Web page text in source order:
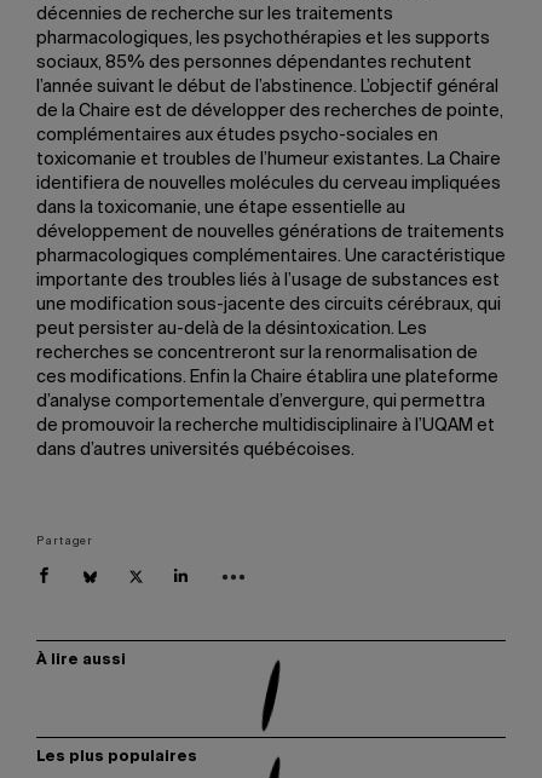
décennies de recherche sur les traitements
pharmacologiques, les psychothérapies et les supports
sociaux, 85% des personnes dépendantes rechutent
l’année suivant le début de l’abstinence. L’objectif général
de la Chaire est de développer des recherches de pointe,
complémentaires aux études psycho-sociales en
toxicomanie et troubles de l’humeur existantes. La Chaire
identifiera de nouvelles molécules du cerveau impliquées
dans la toxicomanie, une étape essentielle au
développement de nouvelles générations de traitements
pharmacologiques complémentaires. Une caractéristique
importante des troubles liés à l’usage de substances est
une modification sous-jacente des circuits cérébraux, qui
peut persister au-delà de la désintoxication. Les
recherches se concentreront sur la renormalisation de
ces modifications. Enfin la Chaire établira une plateforme
d’analyse comportementale d’envergure, qui permettra
de promouvoir la recherche multidisciplinaire à l’UQAM et
dans d’autres universités québécoises.
Partager
À lire aussi
Les plus populaires